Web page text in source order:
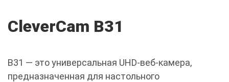
CleverCam B31
B31 — это универсальная UHD-веб-камера,
предназначенная для настольного